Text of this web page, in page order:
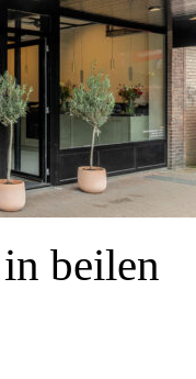
beilen